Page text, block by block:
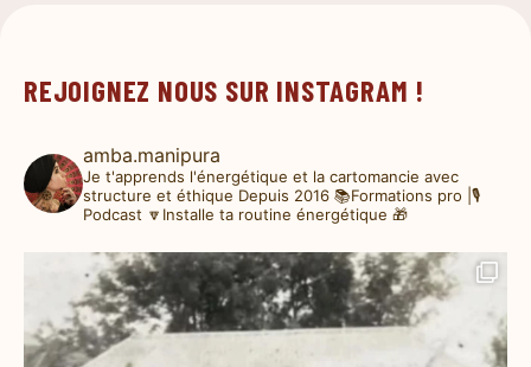
REJOIGNEZ NOUS SUR INSTAGRAM !
amba.manipura
Je t'apprends l'énergétique et la cartomancie avec
structure et éthique Depuis 2016 📚Formations pro |🎙️
Podcast 🔽Installe ta routine énergétique 🎁